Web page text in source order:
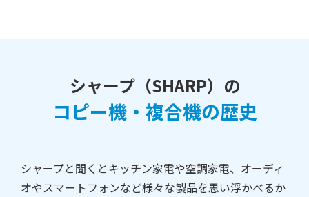
シャープ（SHARP）の
コピー機・複合機の歴史
シャープと聞くとキッチン家電や空調家電、オーディ
オやスマートフォンなど様々な製品を思い浮かべるか